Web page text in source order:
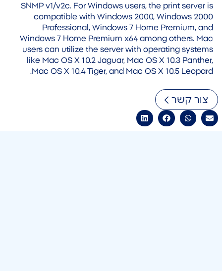
SNMP v1/v2c. For Windows users, the print server is
compatible with Windows 2000, Windows 2000
Professional, Windows 7 Home Premium, and
Windows 7 Home Premium x64 among others. Mac
users can utilize the server with operating systems
like Mac OS X 10.2 Jaguar, Mac OS X 10.3 Panther,
Mac OS X 10.4 Tiger, and Mac OS X 10.5 Leopard.
צור קשר